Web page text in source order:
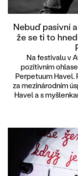
Nebuď pasivní
že se ti to
Na festivalu v
pozitivním
Perpetuum Havel.
za mezinárodním
Havel a s